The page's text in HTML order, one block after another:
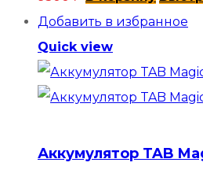
Добавить в избранное
Quick view
Аккумулятор TAB